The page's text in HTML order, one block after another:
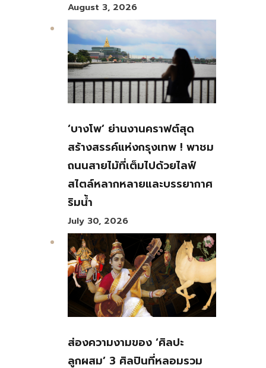
August 3, 2026
‘บางโพ’ ย่านงานคราฟต์สุด
สร้างสรรค์แห่งกรุงเทพ ! พาชม
ถนนสายไม้ที่เต็มไปด้วยไลฟ์
สไตล์หลากหลายและบรรยากาศ
ริมน้ำ
July 30, 2026
ส่องความงามของ ‘ศิลปะ
ลูกผสม’ 3 ศิลปินที่หลอมรวม